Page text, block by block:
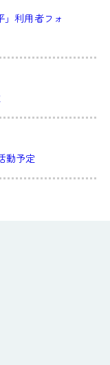
利用者フォ
動予定